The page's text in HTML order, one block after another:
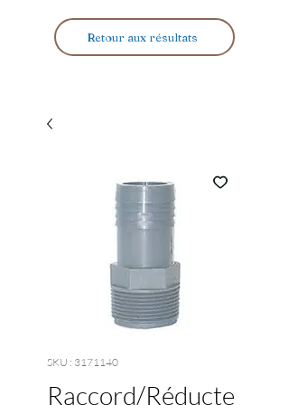
Retour aux résultats
SKU : 3171140
Raccord/Réducte